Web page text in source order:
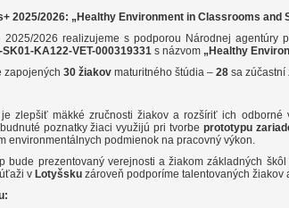
2025/2026: „Healthy Environment in Classrooms and
2025/2026 realizujeme s podporou Národnej agentúry
SK01-KA122-VET-000319331 s názvom „Healthy
zapojených 30 žiakov maturitného štúdia – 28 sa zúčastní
zlepšiť mäkké zručnosti žiakov a rozšíriť ich odborné
poznatky žiaci využijú pri tvorbe prototypu
environmentálnych podmienok na pracovný výkon.
bude prezentovaný verejnosti a žiakom základných
v Lotyšsku zároveň podporíme talentovaných žiakov